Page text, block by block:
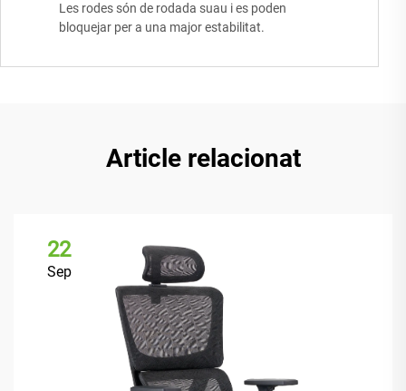
Les rodes són de rodada suau i es poden
bloquejar per a una major estabilitat.
Article relacionat
22
Sep